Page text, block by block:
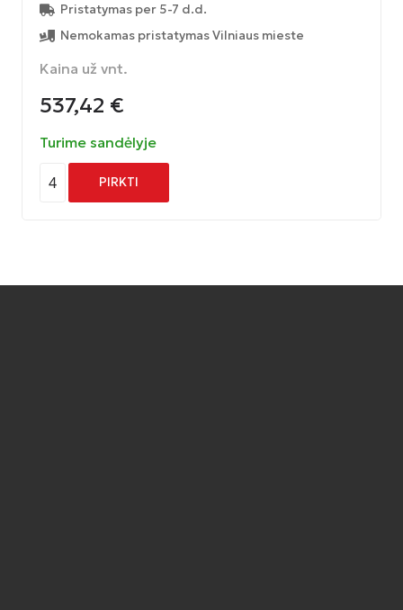
Pristatymas per 5-7 d.d.
Nemokamas pristatymas Vilniaus mieste
Kaina už vnt.
537,42 €
Turime sandėlyje
4 PIRKTI